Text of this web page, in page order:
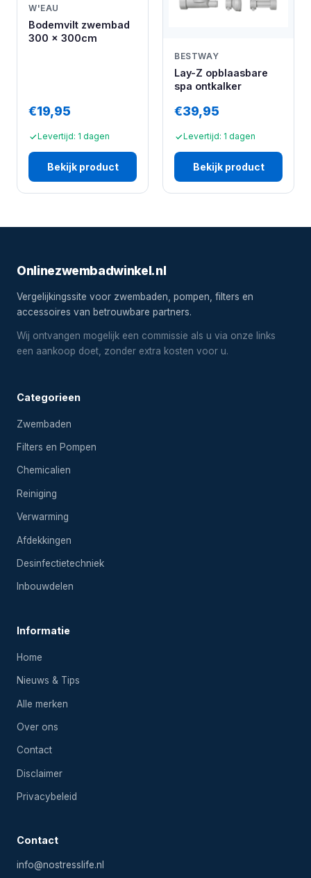
W'EAU
Bodemvilt zwembad
300 x 300cm
€19,95
Levertijd: 1 dagen
Bekijk product
BESTWAY
Lay-Z opblaasbare
spa ontkalker
€39,95
Levertijd: 1 dagen
Bekijk product
Onlinezwembadwinkel.nl
Vergelijkingssite voor zwembaden, pompen, filters en
accessoires van betrouwbare partners.
Wij ontvangen mogelijk een commissie als u via onze links
een aankoop doet, zonder extra kosten voor u.
Categorieen
Zwembaden
Filters en Pompen
Chemicalien
Reiniging
Verwarming
Afdekkingen
Desinfectietechniek
Inbouwdelen
Informatie
Home
Nieuws & Tips
Alle merken
Over ons
Contact
Disclaimer
Privacybeleid
Contact
info@nostresslife.nl